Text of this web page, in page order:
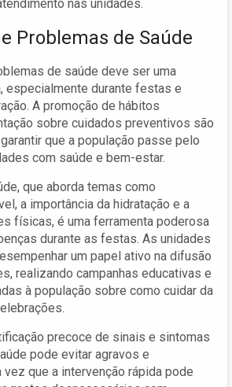
nas unidades.
Problemas de Saúde
de saúde deve ser uma
especialmente durante festas e
A promoção de hábitos
sobre cuidados preventivos são
que a população passe pelo
com saúde e bem-estar.
que aborda temas como
a importância da hidratação e a
físicas, é uma ferramenta poderosa
durante as festas. As unidades
um papel ativo na difusão
realizando campanhas educativas e
à população sobre como cuidar da
precoce de sinais e sintomas
pode evitar agravos e
que a intervenção rápida pode